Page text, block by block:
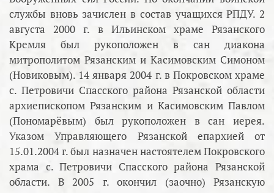
службы вновь зачислен в состав учащихся РПДУ. 2
августа 2000 г. в Ильинском храме Рязанского
Кремля был рукоположен в сан диакона
митрополитом Рязанским и Касимовским Симоном
(Новиковым). 14 января 2004 г. в Покровском храме
с. Петровичи Спасского района Рязанской области
архиепископом Рязанским и Касимовским Павлом
(Пономарёвым) был рукоположен в сан иерея.
Указом Управляющего Рязанской епархией от
15.01.2004 г. был назначен настоятелем Покровского
храма с. Петровичи Спасского района Рязанской
области. В 2005 г. окончил (заочно) Рязанскую